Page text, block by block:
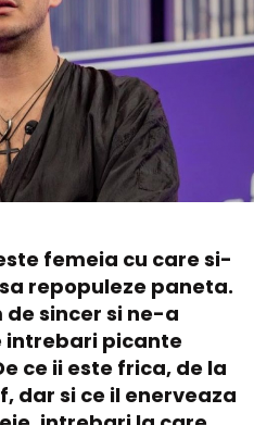
femeia cu care si-
repopuleze paneta.
sincer si ne-a
intrebari picante
ce ii este frica, de la
dar si ce il enerveaza